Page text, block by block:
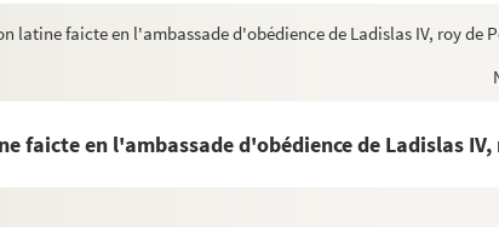
latine faicte en l'ambassade d'obédience de Ladislas IV, roy de
faicte en l'ambassade d'obédience de Ladislas
de France au pape »